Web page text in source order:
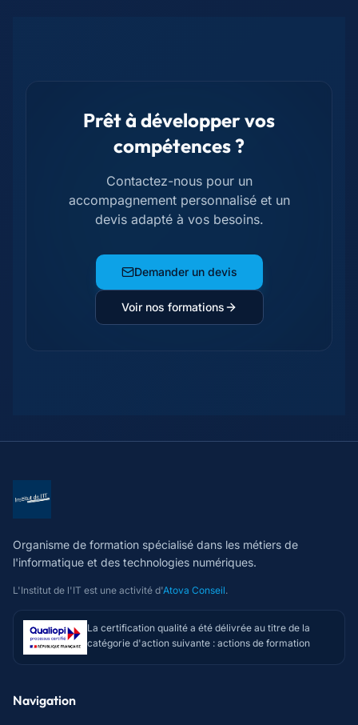
Prêt à développer vos
compétences ?
Contactez-nous pour un
accompagnement personnalisé et un
devis adapté à vos besoins.
Demander un devis
Voir nos formations
Organisme de formation spécialisé dans les métiers de
l'informatique et des technologies numériques.
L'Institut de l'IT est une activité d'Atova Conseil.
La certification qualité a été délivrée au titre de la
catégorie d'action suivante : actions de formation
Navigation